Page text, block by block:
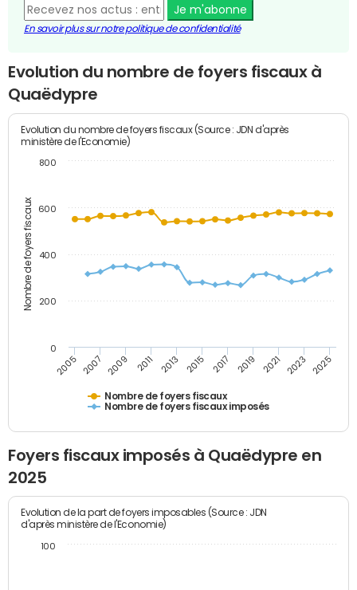
Je m'abonne
En savoir plus sur notre politique de confidentialité
Evolution du nombre de foyers fiscaux à
Quaëdypre
Nombre de foyers fiscaux
Evolution du nombre de foyers fiscaux (Source : JDN d'après
ministère de l'Economie)
Nombre de foyers fiscaux
Nombre de foyers fiscaux imposés
2005 2007 2009 2011 2013 2015 2017 2019 2021 2023 2025
0
200
400
600
800
Foyers fiscaux imposés à Quaëdypre en
2025
Evolution de la part de foyers imposables (Source : JDN
d'après ministère de l'Economie)
100